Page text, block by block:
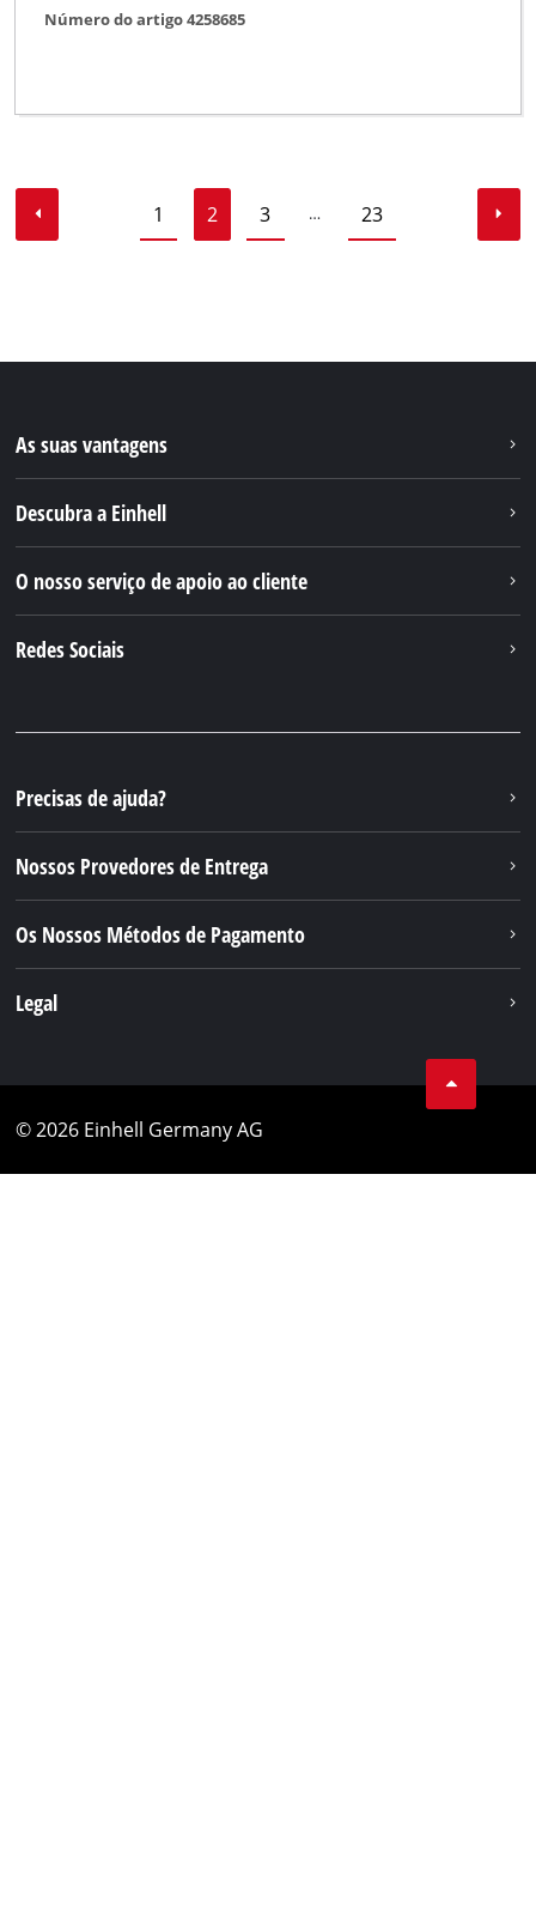
Número do artigo 4258685
1 2 3 … 23
As suas vantagens
Descubra a Einhell
O nosso serviço de apoio ao cliente
Redes Sociais
Precisas de ajuda?
Nossos Provedores de Entrega
Os Nossos Métodos de Pagamento
Legal
© 2026 Einhell Germany AG